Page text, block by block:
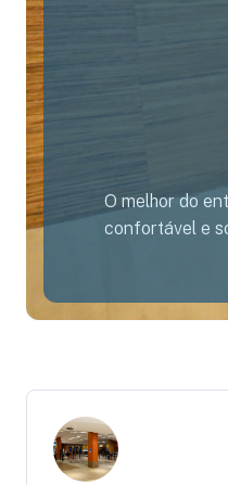
O melhor do
confortável e